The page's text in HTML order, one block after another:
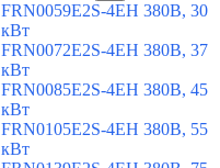
FRN0059E2S-4EH 380В, 30
кВт
FRN0072E2S-4EH 380В, 37
кВт
FRN0085E2S-4EH 380В, 45
кВт
FRN0105E2S-4EH 380В, 55
кВт